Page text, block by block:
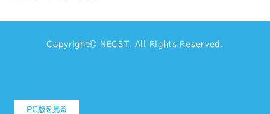
Copyright© NECST . All Rights Reserved.
PC版を見る